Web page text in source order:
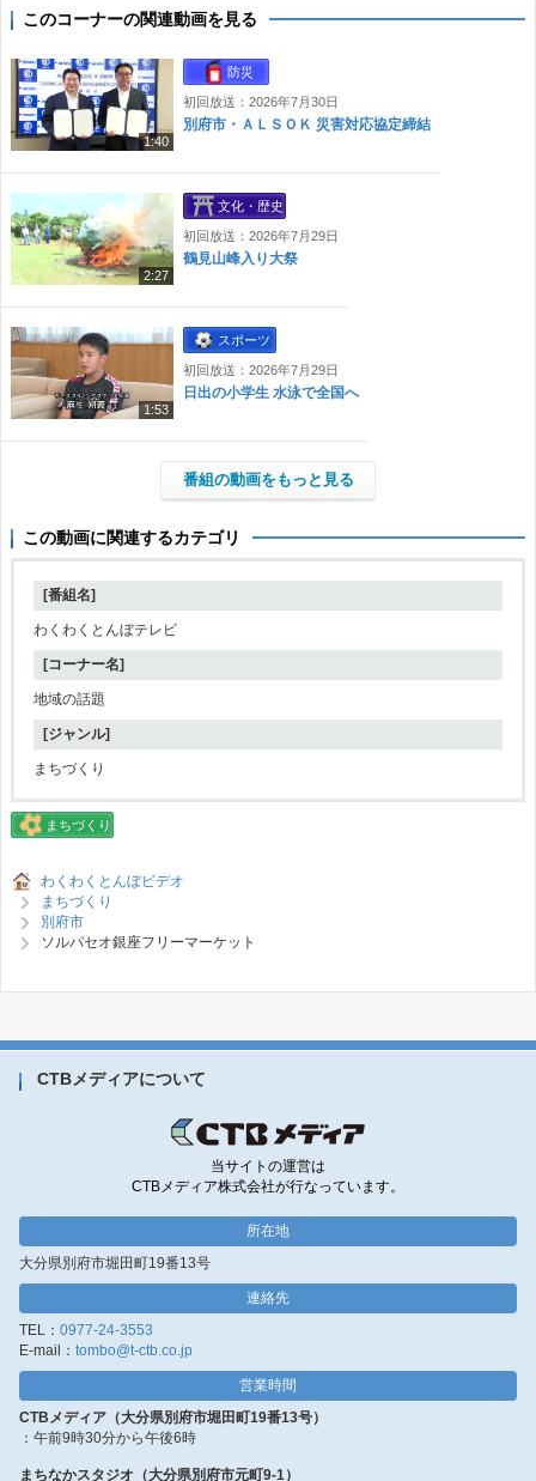
このコーナーの関連動画を見る
1:40
防災
初回放送：2026年7月30日
別府市・ＡＬＳＯＫ 災害対応協定締結
2:27
文化・歴史
初回放送：2026年7月29日
鶴見山峰入り大祭
1:53
スポーツ
初回放送：2026年7月29日
日出の小学生 水泳で全国へ
番組の動画をもっと見る
この動画に関連するカテゴリ
[番組名]
わくわくとんぼテレビ
[コーナー名]
地域の話題
[ジャンル]
まちづくり
まちづくり
わくわくとんぼビデオ
まちづくり
別府市
ソルパセオ銀座フリーマーケット
CTBメディアについて
当サイトの運営は
CTBメディア株式会社が行なっています。
所在地
大分県別府市堀田町19番13号
連絡先
TEL： 0977-24-3553
E-mail： tombo@t-ctb.co.jp
営業時間
CTBメディア（大分県別府市堀田町19番13号）
：午前9時30分から午後6時
まちなかスタジオ（大分県別府市元町9-1）